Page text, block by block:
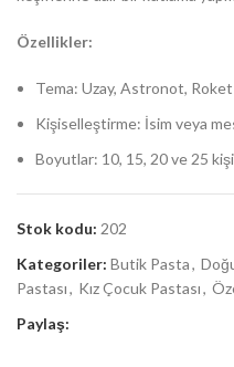
Özellikler:
Tema: Uzay, Astronot, Roket
Kişiselleştirme: İsim veya
Boyutlar: 10, 15, 20 ve 25
Stok kodu: 202
Kategoriler: Butik Pasta,
Pastası, Kız Çocuk Pastası,
Paylaş: